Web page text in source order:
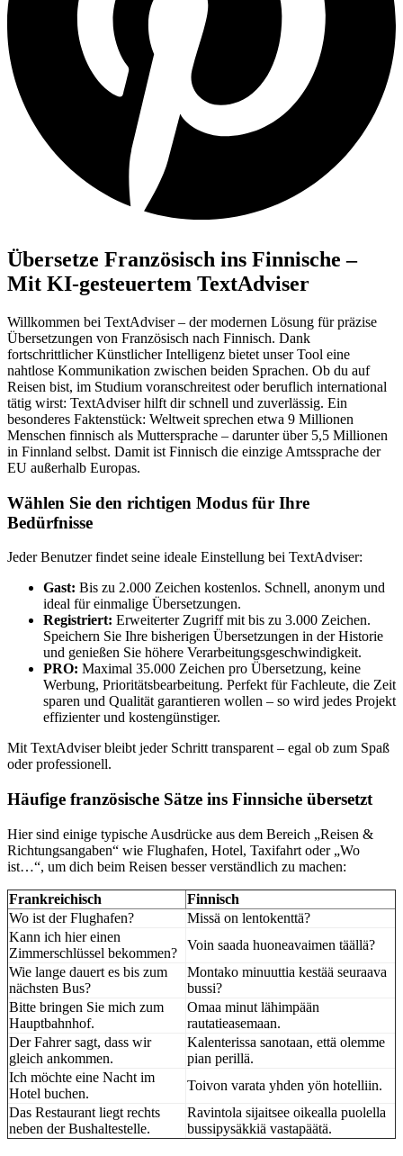
Übersetze Französisch ins Finnische –
Mit KI-gesteuertem TextAdviser
Willkommen bei TextAdviser – der modernen Lösung für präzise
Übersetzungen von Französisch nach Finnisch. Dank
fortschrittlicher Künstlicher Intelligenz bietet unser Tool eine
nahtlose Kommunikation zwischen beiden Sprachen. Ob du auf
Reisen bist, im Studium voranschreitest oder beruflich international
tätig wirst: TextAdviser hilft dir schnell und zuverlässig. Ein
besonderes Faktenstück: Weltweit sprechen etwa 9 Millionen
Menschen finnisch als Muttersprache – darunter über 5,5 Millionen
in Finnland selbst. Damit ist Finnisch die einzige Amtssprache der
EU außerhalb Europas.
Wählen Sie den richtigen Modus für Ihre
Bedürfnisse
Jeder Benutzer findet seine ideale Einstellung bei TextAdviser:
Gast: Bis zu 2.000 Zeichen kostenlos. Schnell, anonym und
ideal für einmalige Übersetzungen.
Registriert: Erweiterter Zugriff mit bis zu 3.000 Zeichen.
Speichern Sie Ihre bisherigen Übersetzungen in der Historie
und genießen Sie höhere Verarbeitungsgeschwindigkeit.
PRO: Maximal 35.000 Zeichen pro Übersetzung, keine
Werbung, Prioritätsbearbeitung. Perfekt für Fachleute, die Zeit
sparen und Qualität garantieren wollen – so wird jedes Projekt
effizienter und kostengünstiger.
Mit TextAdviser bleibt jeder Schritt transparent – egal ob zum Spaß
oder professionell.
Häufige französische Sätze ins Finnsiche übersetzt
Hier sind einige typische Ausdrücke aus dem Bereich „Reisen &
Richtungsangaben“ wie Flughafen, Hotel, Taxifahrt oder „Wo
ist…“, um dich beim Reisen besser verständlich zu machen:
Frankreichisch
Finnisch
Wo ist der Flughafen?
Missä on lentokenttä?
Kann ich hier einen
Zimmerschlüssel bekommen?
Voin saada huoneavaimen täällä?
Wie lange dauert es bis zum
nächsten Bus?
Montako minuuttia kestää seuraava
bussi?
Bitte bringen Sie mich zum
Hauptbahnhof.
Omaa minut lähimpään
rautatieasemaan.
Der Fahrer sagt, dass wir
gleich ankommen.
Kalenterissa sanotaan, että olemme
pian perillä.
Ich möchte eine Nacht im
Hotel buchen.
Toivon varata yhden yön hotelliin.
Das Restaurant liegt rechts
neben der Bushaltestelle.
Ravintola sijaitsee oikealla puolella
bussipysäkkiä vastapäätä.